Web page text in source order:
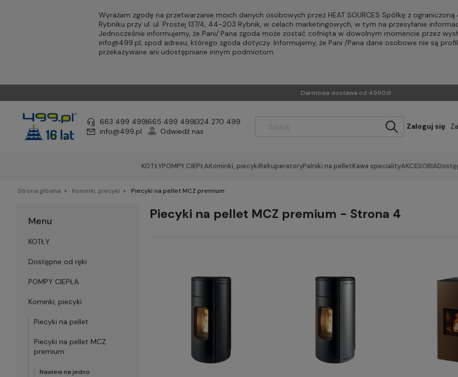
Wyrażam zgodę na przetwarzanie moich danych osobowych przez HEAT SOURCES Spółkę z
Rybniku przy ul. ul. Prostej 137/4, 44-203 Rybnik, w celach marketingowych, w tym na przesyłanie
Jednocześnie informujemy, że Pani/ Pana zgoda może zostać cofnięta w dowolnym momencie przez
info@499.pl, spod adresu, którego zgoda dotyczy. Informujemy, że Pani /Pana dane osobowe nie są
przekazywane ani udostępniane innym podmiotom.
Darmowa dostawa od 4990zł
663 499 499|665 499 499|324 270 499
info@499.pl
Odwiedź nas
Zaloguj się
KOTŁYPOMPY CIEPŁAKominki, piecykiRekuperatoryPalniki na pelletKawa specialityAKCESORIA
Strona główna Kominki, piecyki Piecyki na pellet MCZ premium
Menu
KOTŁY
Dostępne od ręki
POMPY CIEPŁA
Kominki, piecyki
Piecyki na pellet
Piecyki na pellet MCZ
premium
Nawiew na jedno
Piecyki na pellet MCZ premium - Strona 4